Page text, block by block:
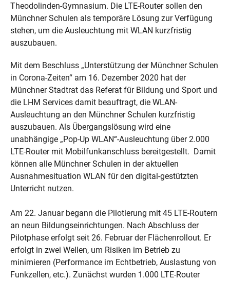
Theodolinden-Gymnasium. Die LTE-Router sollen den
Münchner Schulen als temporäre Lösung zur Verfügung
stehen, um die Ausleuchtung mit WLAN kurzfristig
auszubauen.
Mit dem Beschluss „Unterstützung der Münchner Schulen
in Corona-Zeiten“ am 16. Dezember 2020 hat der
Münchner Stadtrat das Referat für Bildung und Sport und
die LHM Services damit beauftragt, die WLAN-
Ausleuchtung an den Münchner Schulen kurzfristig
auszubauen. Als Übergangslösung wird eine
unabhängige „Pop-Up WLAN“-Ausleuchtung über 2.000
LTE-Router mit Mobilfunkanschluss bereitgestellt. Damit
können alle Münchner Schulen in der aktuellen
Ausnahmesituation WLAN für den digital-gestützten
Unterricht nutzen.
Am 22. Januar begann die Pilotierung mit 45 LTE-Routern
an neun Bildungseinrichtungen. Nach Abschluss der
Pilotphase erfolgt seit 26. Februar der Flächenrollout. Er
erfolgt in zwei Wellen, um Risiken im Betrieb zu
minimieren (Performance im Echtbetrieb, Auslastung von
Funkzellen, etc.). Zunächst wurden 1.000 LTE-Router